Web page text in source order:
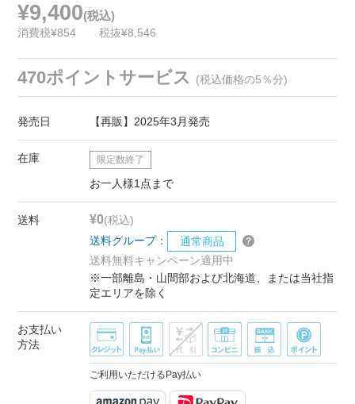
¥9,400(税込)
消費税¥854 税抜¥8,546
470ポイントサービス (税込価格の5％分)
発売日 【再販】2025年3月発売
在庫 限定数終了
お一人様1点まで
送料 ¥0(税込)
送料グループ：
通常商品
送料無料キャンペーン適用中
※一部離島・山間部および北海道、または当社指
定エリアを除く
お支払い
方法
ご利用いただけるPay払い